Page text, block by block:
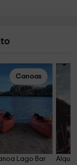
Canoas
Lago Bar